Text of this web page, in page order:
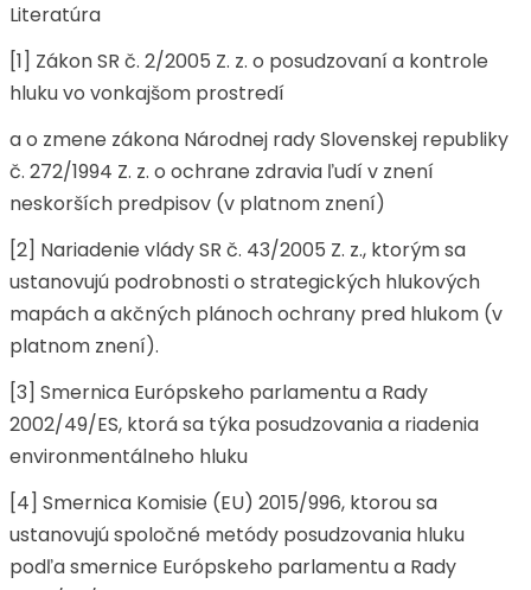
Literatúra
[1] Zákon SR č. 2/2005 Z. z. o posudzovaní a kontrole
hluku vo vonkajšom prostredí
a o zmene zákona Národnej rady Slovenskej republiky
č. 272/1994 Z. z. o ochrane zdravia ľudí v znení
neskorších predpisov (v platnom znení)
[2] Nariadenie vlády SR č. 43/2005 Z. z., ktorým sa
ustanovujú podrobnosti o strategických hlukových
mapách a akčných plánoch ochrany pred hlukom (v
platnom znení).
[3] Smernica Európskeho parlamentu a Rady
2002/49/ES, ktorá sa týka posudzovania a riadenia
environmentálneho hluku
[4] Smernica Komisie (EU) 2015/996, ktorou sa
ustanovujú spoločné metódy posudzovania hluku
podľa smernice Európskeho parlamentu a Rady